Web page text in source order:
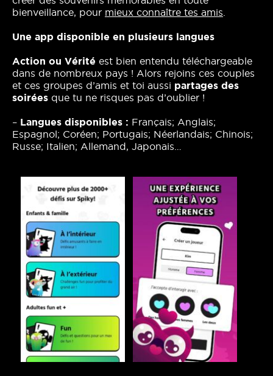
bienveillance, pour mieux connaître tes amis
Une app disponible en plusieurs langues
Action ou Vérité est bien entendu téléchargeable
dans de nombreux pays ! Alors rejoins ces couples
et ces groupes d’amis et toi aussi partages des
soirées que tu ne risques pas d’oublier !
– Langues disponibles : Français; Anglais;
Espagnol; Coréen; Portugais; Néerlandais; Chinois;
Russe; Italien; Allemand, Japonais…